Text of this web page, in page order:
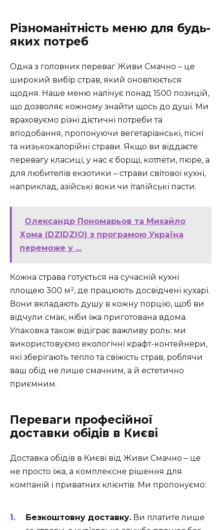
Різноманітність меню для будь-
яких потреб
Одна з головних переваг Живи Смачно – це
широкий вибір страв, який оновлюється
щодня. Наше меню налічує понад 1500 позицій,
що дозволяє кожному знайти щось до душі. Ми
враховуємо різні дієтичні потреби та
вподобання, пропонуючи вегетаріанські, пісні
та низькокалорійні страви. Якщо ви віддаєте
перевагу класиці, у нас є борщі, котлети, пюре, а
для любителів екзотики – страви світової кухні,
наприклад, азійські воки чи італійські пасти.
Олександр Пономарьов та Михайло
Хома (DZIDZIO) з програмою Україна
переможе у ...
Кожна страва готується на сучасній кухні
площею 300 м², де працюють досвідчені кухарі.
Вони вкладають душу в кожну порцію, щоб ви
відчули смак, ніби їжа приготована вдома.
Упаковка також відіграє важливу роль: ми
використовуємо екологічні крафт-контейнери,
які зберігають тепло та свіжість страв, роблячи
ваш обід не лише смачним, а й естетично
приємним.
Переваги професійної
доставки обідів в Києві
Доставка обідів в Києві від Живи Смачно – це
не просто їжа, а комплексне рішення для
компаній і приватних клієнтів. Ми пропонуємо:
Безкоштовну доставку. Ви платите лише